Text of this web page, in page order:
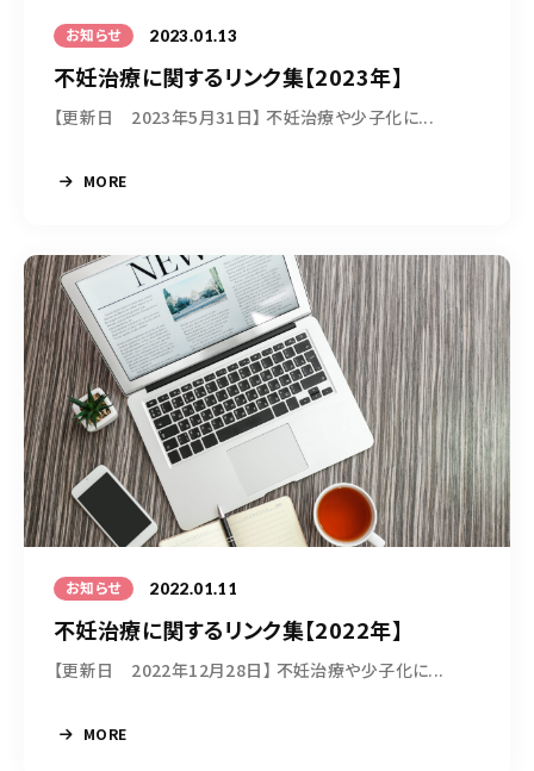
お知らせ 2023.01.13
不妊治療に関するリンク集【2023年】
【更新日 2023年5月31日】 不妊治療や少子化に...
MORE
お知らせ 2022.01.11
不妊治療に関するリンク集【2022年】
【更新日 2022年12月28日】 不妊治療や少子化に...
MORE
お問い合わせはこちら